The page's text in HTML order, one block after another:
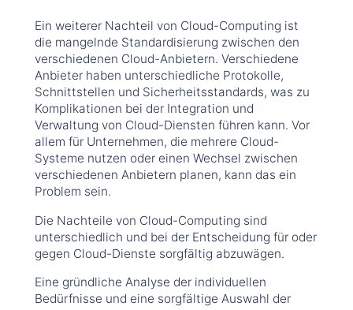
Ein weiterer Nachteil von Cloud-Computing ist
die mangelnde Standardisierung zwischen den
verschiedenen Cloud-Anbietern. Verschiedene
Anbieter haben unterschiedliche Protokolle,
Schnittstellen und Sicherheitsstandards, was zu
Komplikationen bei der Integration und
Verwaltung von Cloud-Diensten führen kann. Vor
allem für Unternehmen, die mehrere Cloud-
Systeme nutzen oder einen Wechsel zwischen
verschiedenen Anbietern planen, kann das ein
Problem sein.
Die Nachteile von Cloud-Computing sind
unterschiedlich und bei der Entscheidung für oder
gegen Cloud-Dienste sorgfältig abzuwägen.
Eine gründliche Analyse der individuellen
Bedürfnisse und eine sorgfältige Auswahl der